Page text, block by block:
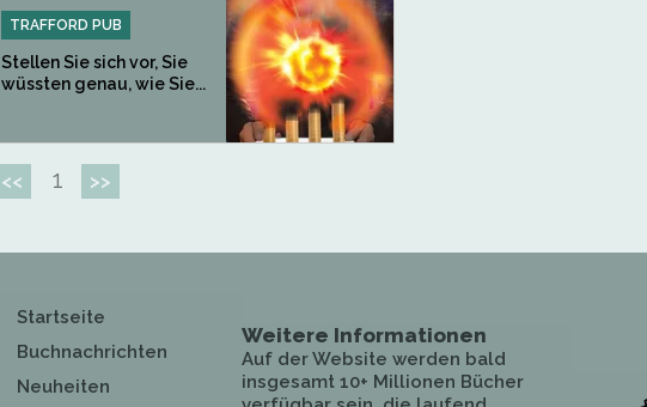
TRAFFORD PUB
Stellen Sie sich vor, Sie
wüssten genau, wie Sie...
<< 1 >>
Startseite
Buchnachrichten
Neuheiten
Weitere Informationen
Auf der Website werden bald
insgesamt 10+ Millionen Bücher